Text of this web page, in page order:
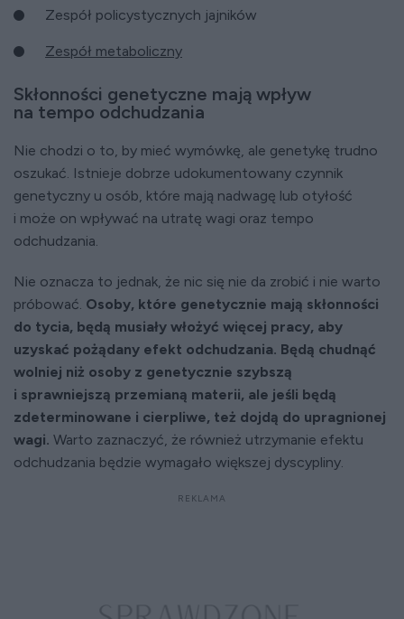
Zespół policystycznych jajników
Zespół metaboliczny
Skłonności genetyczne mają wpływ
na tempo odchudzania
Nie chodzi o to, by mieć wymówkę, ale genetykę trudno
oszukać. Istnieje dobrze udokumentowany czynnik
genetyczny u osób, które mają nadwagę lub otyłość
i może on wpływać na utratę wagi oraz tempo
odchudzania.
Nie oznacza to jednak, że nic się nie da zrobić i nie warto
próbować. Osoby, które genetycznie mają skłonności
do tycia, będą musiały włożyć więcej pracy, aby
uzyskać pożądany efekt odchudzania. Będą chudnąć
wolniej niż osoby z genetycznie szybszą
i sprawniejszą przemianą materii, ale jeśli będą
zdeterminowane i cierpliwe, też dojdą do upragnionej
wagi. Warto zaznaczyć, że również utrzymanie efektu
odchudzania będzie wymagało większej dyscypliny.